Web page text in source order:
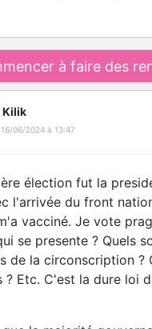
à faire des
Kilik
16/06/2024 à 13:47
élection fut la
l'arrivée du front
vacciné. Je vote
se presente ? Quels
de la circonscription ?
? Etc. C'est la dure loi